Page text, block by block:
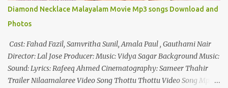
Diamond Necklace Malayalam Movie Mp3 songs Download and
Photos
Cast: Fahad Fazil, Samvritha Sunil, Amala Paul , Gauthami Nair
Director: Lal Jose Producer: Music: Vidya Sagar Background Music:
Sound: Lyrics: Rafeeq Ahmed Cinematography: Sameer Thahir
Trailer Nilaamalaree Video Song Thottu Thottu Video Song Mp3